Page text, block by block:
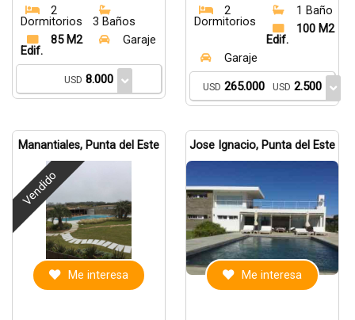
2
Dormitorios
3 Baños
85 M2
Edif.
Garaje
USD 8.000
2
Dormitorios
1 Baño
100 M2
Edif.
Garaje
USD 265.000 USD 2.500
Manantiales, Punta del Este
Vendido
Me interesa
Jose Ignacio, Punta del Este
Me interesa